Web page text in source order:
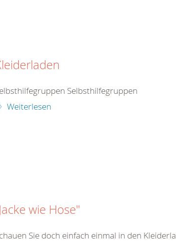
Selbsthilfegruppen
Weiterlesen
wie Hose"
Sie doch einfach einmal in den